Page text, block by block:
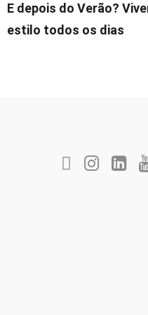
E depois do Verão?
estilo todos os dias